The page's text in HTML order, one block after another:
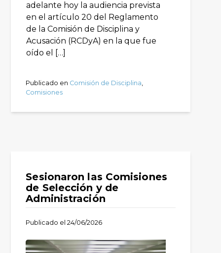
adelante hoy la audiencia prevista
en el artículo 20 del Reglamento
de la Comisión de Disciplina y
Acusación (RCDyA) en la que fue
oído el […]
Publicado en Comisión de Disciplina,
Comisiones
Sesionaron las Comisiones
de Selección y de
Administración
Publicado el24/06/2026